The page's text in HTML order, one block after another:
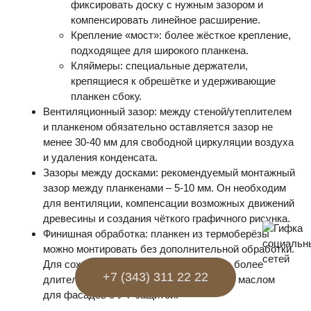
+7 (343) 311 22 22
фиксировать доску с нужным зазором и
компенсировать линейное расширение.
Крепление «мост»: более жёсткое крепление,
подходящее для широкого планкена.
Кляймеры: специальные держатели,
крепящиеся к обрешётке и удерживающие
планкен сбоку.
Вентиляционный зазор: между стеной/утеплителем
и планкеном обязательно оставляется зазор не
менее 30-40 мм для свободной циркуляции воздуха
и удаления конденсата.
Зазоры между досками: рекомендуемый монтажный
зазор между планкенами – 5-10 мм. Он необходим
для вентиляции, компенсации возможных движений
древесины и создания чёткого графичного рисунка.
Финишная обработка: планкен из термоберёзы
можно монтировать без дополнительной обработки.
Для сохранения насыщенного цвета на более
длительный срок можно обработать его маслом
для фасадов с УФ-защитой.